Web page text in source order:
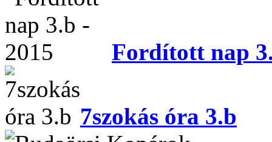
Fordított nap
7szokás óra 3.b